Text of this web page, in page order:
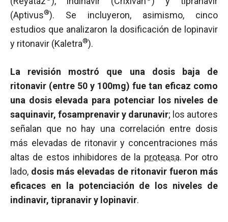
(Aptivus®). Se incluyeron, asimismo, cinco
estudios que analizaron la dosificación de lopinavir
y ritonavir (Kaletra®).
La revisión mostró que una dosis baja de
ritonavir (entre 50 y 100mg) fue tan eficaz como
una dosis elevada para potenciar los niveles de
saquinavir, fosamprenavir y darunavir; los autores
señalan que no hay una correlación entre dosis
más elevadas de ritonavir y concentraciones más
altas de estos inhibidores de la proteasa. Por otro
lado, dosis más elevadas de ritonavir fueron más
eficaces en la potenciación de los niveles de
indinavir, tipranavir y lopinavir.